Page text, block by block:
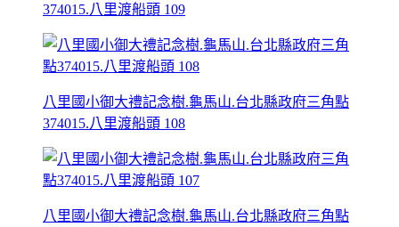
374015.八里渡船頭 109
八里國小御大禮記念樹.龜馬山.台北縣政府三角點
374015.八里渡船頭 108
八里國小御大禮記念樹.龜馬山.台北縣政府三角點